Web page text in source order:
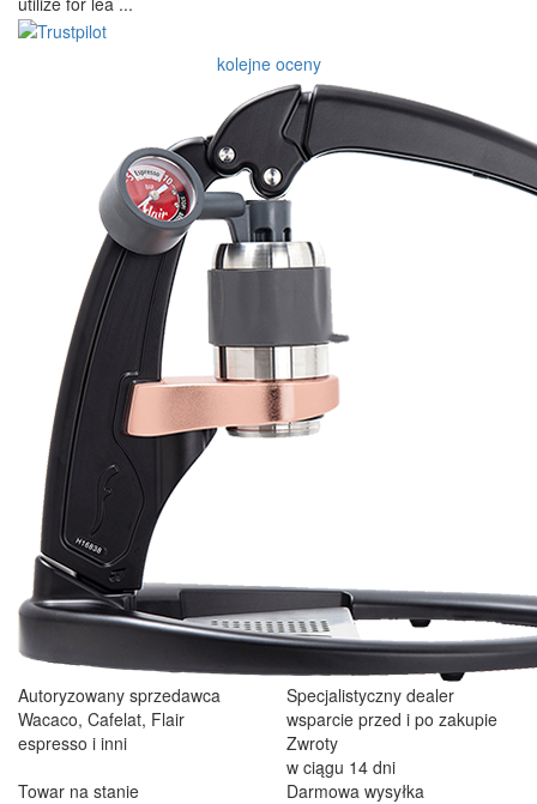
Andreas
Very good experience shopping at 4Barista. I bought a ZP6
Special, and the order was well packaged, which eliminated any
worries about potential damag ...
Very professional, fast shipping, will buy again
Ihor Zlobin
Fantastisk upplevelse från början till slut. Snabb leverans, mycket
bra kommunikation och produkter av hög kvalitet. Allt kom
välpackat och i perf ...
George Staf
Fast delivery. Good communication and feedback throughout the
order procedure and delivery.
Martynas Sagaitis
Great product. Game changer.
Will
I absolutely love 4barista. I love the message they wrote on the
delivery box. I love that they compiled a list of resources for me to
utilize for lea ...
kolejne oceny